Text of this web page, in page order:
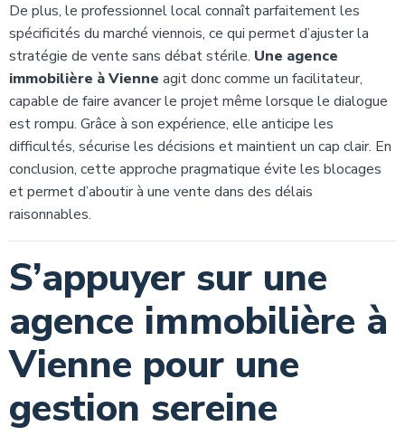
De plus, le professionnel local connaît parfaitement les
spécificités du marché viennois, ce qui permet d’ajuster la
stratégie de vente sans débat stérile. Une agence
immobilière à Vienne agit donc comme un facilitateur,
capable de faire avancer le projet même lorsque le dialogue
est rompu. Grâce à son expérience, elle anticipe les
difficultés, sécurise les décisions et maintient un cap clair. En
conclusion, cette approche pragmatique évite les blocages
et permet d’aboutir à une vente dans des délais
raisonnables.
S’appuyer sur une
agence immobilière à
Vienne pour une
gestion sereine